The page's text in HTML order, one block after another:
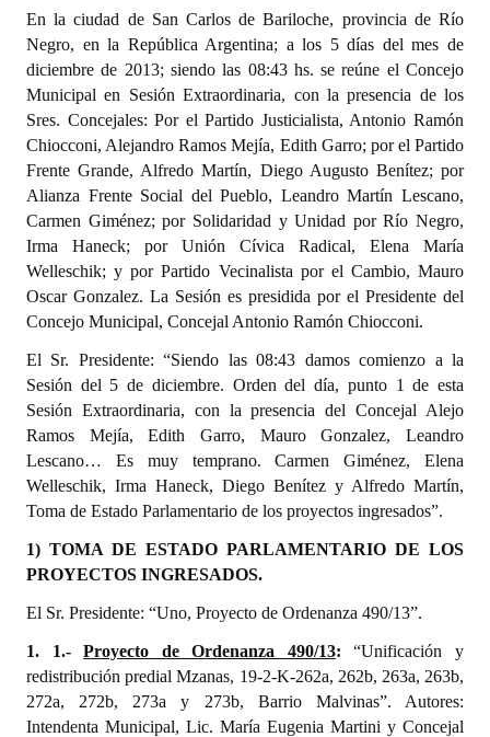
Concejales Mandato Cumplido
Programas
LEGISLACIÓN
Constitución Nacional
Constitución Provincial
Carta Orgánica 2007
Reglamento Interno
Organigrama
DOCUMENTOS
Informes de Gestión
Dictámenes Asesoría Letrada
Actas de Sesión
Informes de Unidad Coordinadora
Ejecución Presupuestaria
En la ciudad de San Carlos de Bariloche, provincia de Río
Negro, en la República Argentina; a los 5 días del mes de
diciembre de 2013; siendo las 08:43 hs. se reúne el Concejo
Municipal en Sesión Extraordinaria, con la presencia de los
Sres. Concejales: Por el Partido Justicialista, Antonio Ramón
Chiocconi, Alejandro Ramos Mejía, Edith Garro; por el Partido
Frente Grande, Alfredo Martín, Diego Augusto Benítez; por
Alianza Frente Social del Pueblo, Leandro Martín Lescano,
Carmen Giménez; por Solidaridad y Unidad por Río Negro,
Irma Haneck; por Unión Cívica Radical, Elena María
Welleschik; y por Partido Vecinalista por el Cambio, Mauro
Oscar Gonzalez. La Sesión es presidida por el Presidente del
Concejo Municipal, Concejal Antonio Ramón Chiocconi.
El Sr. Presidente: “Siendo las 08:43 damos comienzo a la
Sesión del 5 de diciembre. Orden del día, punto 1 de esta
Sesión Extraordinaria, con la presencia del Concejal Alejo
Ramos Mejía, Edith Garro, Mauro Gonzalez, Leandro
Lescano… Es muy temprano. Carmen Giménez, Elena
Welleschik, Irma Haneck, Diego Benítez y Alfredo Martín,
Toma de Estado Parlamentario de los proyectos ingresados”.
1) TOMA DE ESTADO PARLAMENTARIO DE LOS
PROYECTOS INGRESADOS.
El Sr. Presidente: “Uno, Proyecto de Ordenanza 490/13”.
1. 1.-Proyecto de Ordenanza 490/13: “Unificación y
redistribución predial Mzanas, 19-2-K-262a, 262b, 263a, 263b,
272a, 272b, 273a y 273b, Barrio Malvinas”. Autores:
Intendenta Municipal, Lic. María Eugenia Martini y Concejal